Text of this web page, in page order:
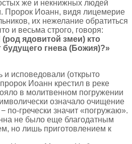
же и некнижных людей
Пророк Иоанн, видя лицемерие
их нежелание обратиться
и весьма строго, говоря:
ядовитой змеи) кто
гнева (Божия)?»
и исповедовали (открыто
Иоанн крестил в реке
в молитвенном погружении
означало очищение
по-гречески значит «погружаю».
не было еще благодатным
но лишь приготовлением к